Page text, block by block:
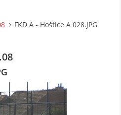
FKD A - Hoštice A 028.JPG